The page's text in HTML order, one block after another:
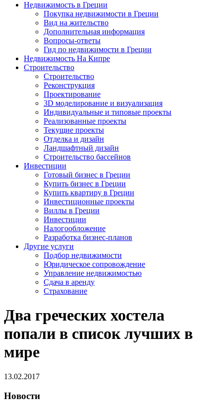
Недвижимость в Греции
Покупка недвижимости в Греции
Вид на жительство
Дополнительная информация
Вопросы-ответы
Гид по недвижимости в Греции
Недвижимость На Кипре
Строительство
Строительство
Реконструкция
Проектирование
3D моделирование и визуализация
Индивидуальные и типовые проекты
Реализованные проекты
Текущие проекты
Отделка и дизайн
Ландшафтный дизайн
Строительство бассейнов
Инвестиции
Готовый бизнес в Греции
Купить бизнес в Греции
Купить квартиру в Греции
Инвестиционные проекты
Виллы в Греции
Инвестиции
Налогообложение
Разработка бизнес-планов
Другие услуги
Подбор недвижимости
Юридическое сопровождение
Управление недвижимостью
Сдача в аренду
Страхование
Два греческих хостела
попали в список лучших в
мире
13.02.2017
Новости